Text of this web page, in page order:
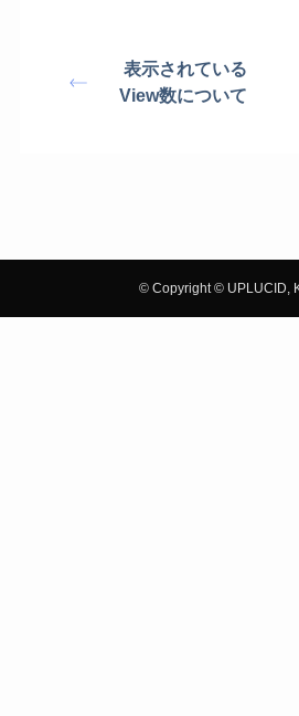
表示されている
View数について
©Copyright © UPLUCID,